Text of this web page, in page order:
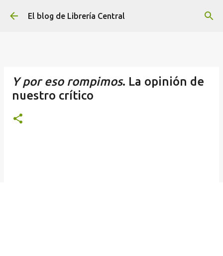
Ir al contenido principal
El blog de Librería Central
Y por eso rompimos. La opinión de
nuestro crítico